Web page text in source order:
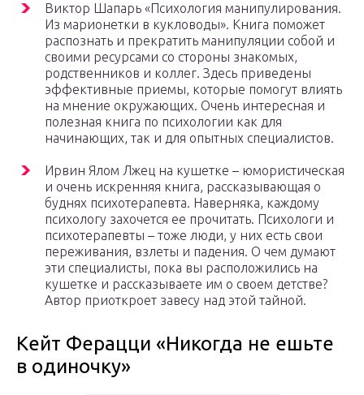
Виктор Шапарь «Психология манипулирования.
Из марионетки в кукловоды». Книга поможет
распознать и прекратить манипуляции собой и
своими ресурсами со стороны знакомых,
родственников и коллег. Здесь приведены
эффективные приемы, которые помогут влиять
на мнение окружающих. Очень интересная и
полезная книга по психологии как для
начинающих, так и для опытных специалистов.
Ирвин Ялом Лжец на кушетке – юмористическая
и очень искренняя книга, рассказывающая о
буднях психотерапевта. Наверняка, каждому
психологу захочется ее прочитать. Психологи и
психотерапевты – тоже люди, у них есть свои
переживания, взлеты и падения. О чем думают
эти специалисты, пока вы расположились на
кушетке и рассказываете им о своем детстве?
Автор приоткроет завесу над этой тайной.
Кейт Ферацци «Никогда не ешьте
в одиночку»